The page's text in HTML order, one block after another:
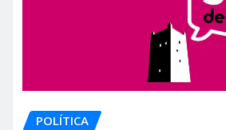
POLÍTICA